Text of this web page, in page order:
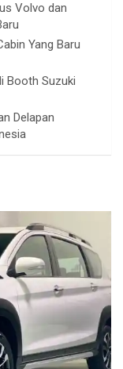
Volvo dan
Yang Baru
Booth Suzuki
Delapan